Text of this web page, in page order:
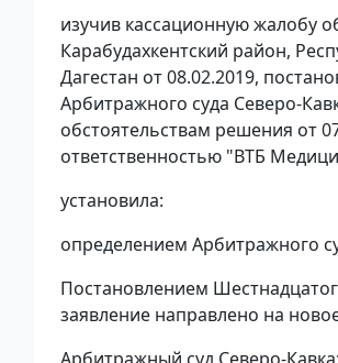
изучив кассационную жалобу
Карабудахкентский район,
Дагестан от 08.02.2019,
Арбитражного суда Северо-
обстоятельствам решения от
ответственностью "ВТБ
установила:
определением Арбитражного
Постановлением
заявление направлено на